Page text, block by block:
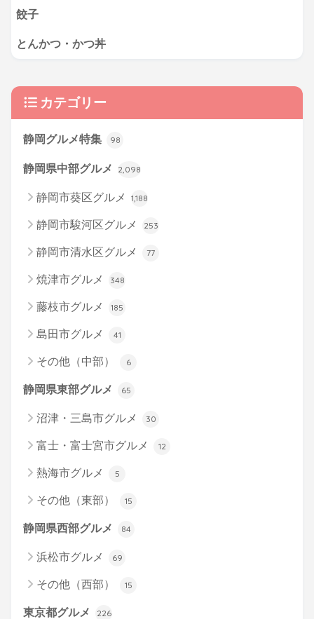
餃子
とんかつ・かつ丼
カテゴリー
静岡グルメ特集 98
静岡県中部グルメ 2,098
静岡市葵区グルメ 1,188
静岡市駿河区グルメ 253
静岡市清水区グルメ 77
焼津市グルメ 348
藤枝市グルメ 185
島田市グルメ 41
その他（中部） 6
静岡県東部グルメ 65
沼津・三島市グルメ 30
富士・富士宮市グルメ 12
熱海市グルメ 5
その他（東部） 15
静岡県西部グルメ 84
浜松市グルメ 69
その他（西部） 15
東京都グルメ 226